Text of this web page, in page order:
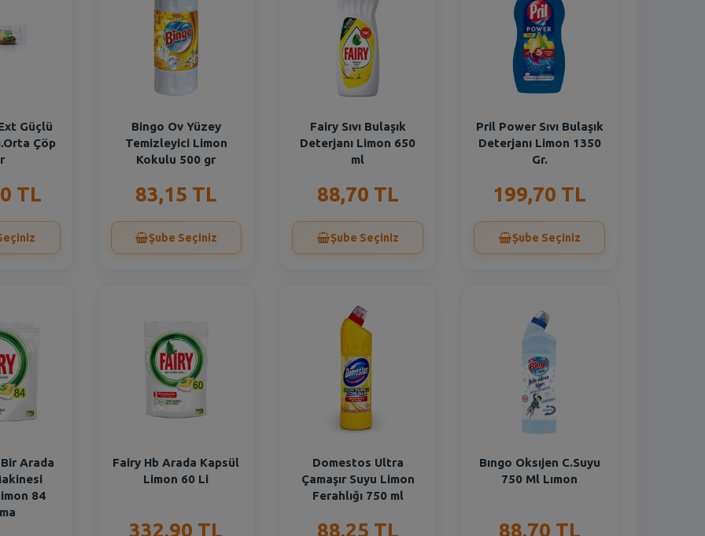
Güçlü
Çöp
TL
Bingo Ov Yüzey
Temizleyici Limon
Kokulu 500 gr
83,15 TL
Şube Seçiniz
Fairy Sıvı Bulaşık
Deterjanı Limon 650
ml
88,70 TL
Şube Seçiniz
Pril Power Sıvı Bulaşık
Deterjanı Limon 1350
Gr.
199,70 TL
Şube Seçiniz
Arada
84
Fairy Hb Arada Kapsül
Limon 60 Li
332,90 TL
Domestos Ultra
Çamaşır Suyu Limon
Ferahlığı 750 ml
88,25 TL
Bıngo Oksıjen C.Suyu
750 Ml Lımon
88,70 TL